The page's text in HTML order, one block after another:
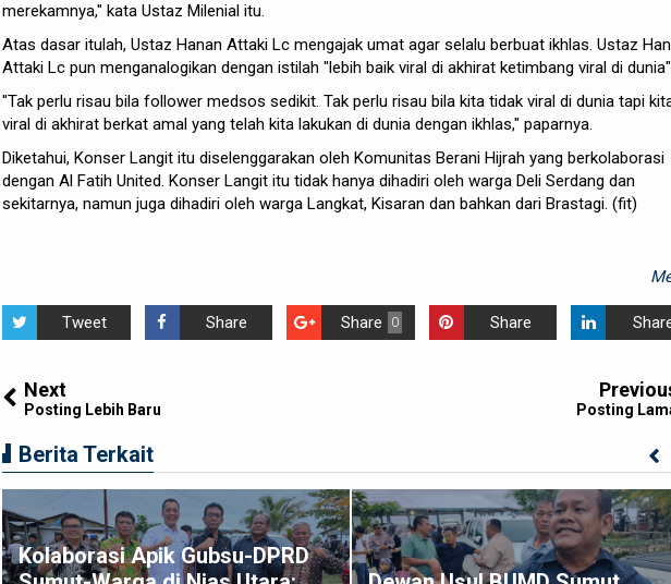
merekamnya," kata Ustaz Milenial itu.
Atas dasar itulah, Ustaz Hanan Attaki Lc mengajak umat agar selalu berbuat ikhlas. Ustaz
Attaki Lc pun menganalogikan dengan istilah "lebih baik viral di akhirat ketimbang viral di
"Tak perlu risau bila follower medsos sedikit. Tak perlu risau bila kita tidak viral di dunia tapi
viral di akhirat berkat amal yang telah kita lakukan di dunia dengan ikhlas," paparnya.
Diketahui, Konser Langit itu diselenggarakan oleh Komunitas Berani Hijrah yang berkolaborasi
dengan Al Fatih United. Konser Langit itu tidak hanya dihadiri oleh warga Deli Serdang dan
sekitarnya, namun juga dihadiri oleh warga Langkat, Kisaran dan bahkan dari Brastagi. (fit)
Tweet Share 0
Share Share
Next
Posting Lebih Baru Posting
Berita Terkait
Kolaborasi Apik Gubsu-DPRD